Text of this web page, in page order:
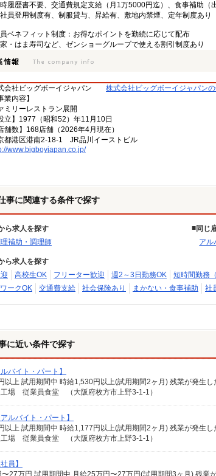
履歴書不要、交通費規定支給（月1万5000円迄）、食事補助
員登用制度有、制服貸与、昇給有、敷地内禁煙、定年制度あり
ベネフィット制度：お得なポイントを勤続に応じて配布
・はま寿司など、ゼンショーグループで使える割引制度あり
会社ビッグボーイジャパン
株式会社ビッグボーイジャパン
業内容】
ミリーレストラン展開
立】1977（昭和52）年11月10日
舗数】168店舗（2026年4月現在）
都港区港南2-18-1 JR品川イーストビル
www.bigboyjapan.co.jp/
事に関連する条件で探す
ら求人を探す
補助・調理師
同じ
アル
ら求人を探す
高校生OK フリーター歓迎 週2～3日勤務OK 短時間勤務
ークOK
交通費支給 社会保険あり まかない・食事補助 社
に近い条件で探す
バイト・パート】
以上 試用期間中 時給1,530円以上(試用期間2ヶ月) 残業が発生し
工場 従業員食堂 （大阪府枚方市上野3-1-1）
ルバイト・パート】
以上 試用期間中 時給1,177円以上(試用期間2ヶ月) 残業が発生し
工場 従業員食堂 （大阪府枚方市上野3-1-1）
員】